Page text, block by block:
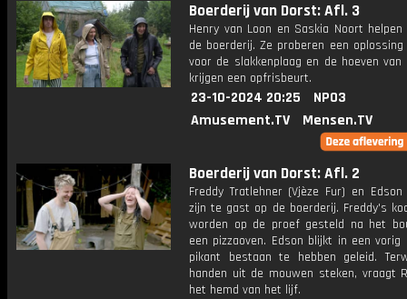
Boerderij van Dorst: Afl. 3
Henry van Loon en Saskia Noort helpen
de boerderij. Ze proberen een
voor de slakkenplaag en de hoeven
krijgen een opfrisbeurt.
23-10-2024 20:25
NPO3
Amusement.TV
Mensen.TV
Boerderij van Dorst: Afl. 2
Freddy Tratlehner (Vjèze Fur) en
zijn te gast op de boerderij. Freddy's
worden op de proef gesteld na het
een pizzaoven. Edson blijkt in een vorig
pikant bestaan te hebben geleid.
handen uit de mouwen steken, vraagt
het hemd van het lijf.